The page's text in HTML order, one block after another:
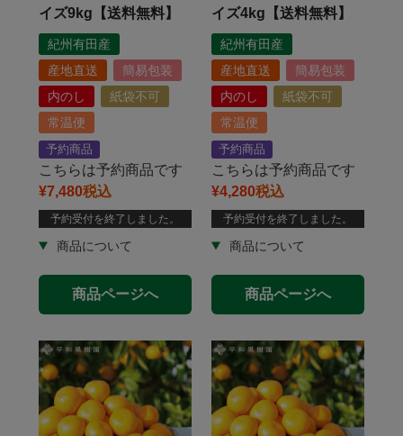
イズ9kg【送料無料】
紀州有田産
産地直送
簡易包装
内のし
紙袋不可
常温便
予約商品
こちらは予約商品です
¥7,480税込
予約受付を終了しました。
商品ページへ
イズ4kg【送料無料】
紀州有田産
産地直送
簡易包装
内のし
紙袋不可
常温便
予約商品
こちらは予約商品です
¥4,280税込
予約受付を終了しました。
商品ページへ